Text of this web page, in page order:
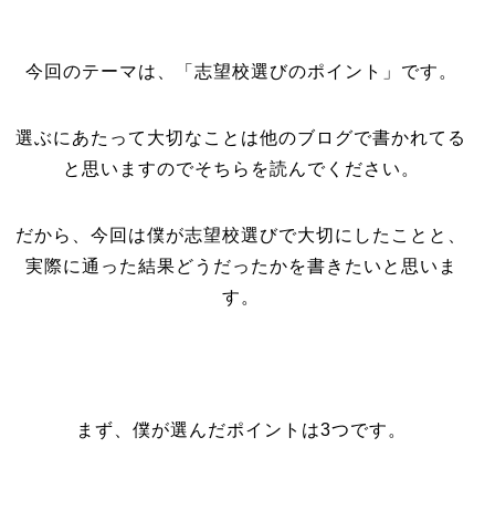
今回のテーマは、「志望校選びのポイント」です。
選ぶにあたって大切なことは他のブログで書かれてる
と思いますのでそちらを読んでください。
だから、今回は僕が志望校選びで大切にしたことと、
実際に通った結果どうだったかを書きたいと思いま
す。
まず、僕が選んだポイントは3つです。